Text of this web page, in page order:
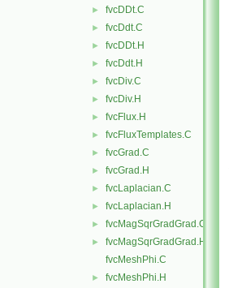
► fvcDDt.C
► fvcDdt.C
► fvcDDt.H
► fvcDdt.H
► fvcDiv.C
► fvcDiv.H
► fvcFlux.H
► fvcFluxTemplates.C
► fvcGrad.C
► fvcGrad.H
► fvcLaplacian.C
► fvcLaplacian.H
► fvcMagSqrGradGrad.C
►
fvcMagSqrGradGrad.H
fvcMeshPhi.C
►
fvcMeshPhi.H